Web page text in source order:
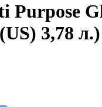
Purpose
3,78 л.)